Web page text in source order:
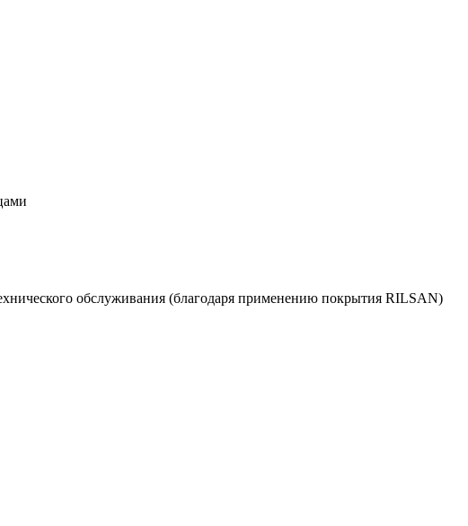
обслуживания (благодаря применению покрытия RILSAN)